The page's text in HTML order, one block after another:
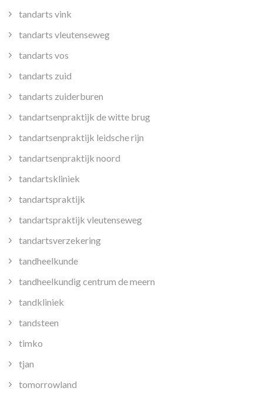
tandarts vink
tandarts vleutenseweg
tandarts vos
tandarts zuid
tandarts zuiderburen
tandartsenpraktijk de witte brug
tandartsenpraktijk leidsche rijn
tandartsenpraktijk noord
tandartskliniek
tandartspraktijk
tandartspraktijk vleutenseweg
tandartsverzekering
tandheelkunde
tandheelkundig centrum de meern
tandkliniek
tandsteen
timko
tjan
tomorrowland